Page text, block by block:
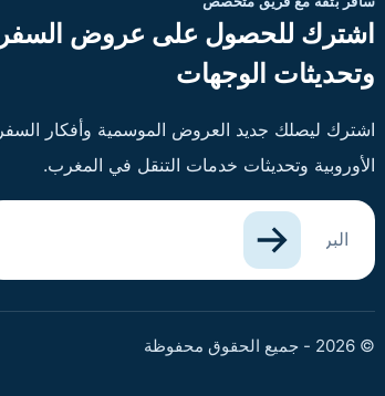
اشترك للحصول على عروض السفر
وتحديثات الوجهات
اشترك ليصلك جديد العروض الموسمية وأفكار السفر
الأوروبية وتحديثات خدمات التنقل في المغرب.
البريد الإلكتروني
© 2026 - جميع الحقوق محفوظة